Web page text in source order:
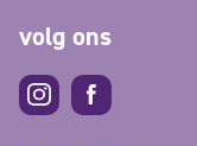
volg ons